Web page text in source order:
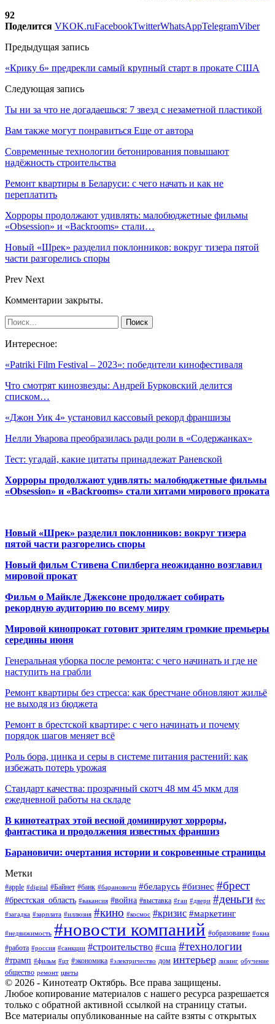
92
Поделится VKOK.ruFacebookTwitterWhatsAppTelegramViber
Предыдущая запись
«Крику 6» предрекли самый крупный старт в прокате США
Следующая запись
Ты ни за что не догадаешься: 7 звезд с незаметной пластикой
Вам также могут понравиться Еще от автора
Современные технологии бетонирования повышают
надёжность строительства
Ремонт квартиры в Беларуси: с чего начать и как не
переплатить
Хорроры продолжают удивлять: малобюджетные фильмы
«Obsession» и «Backrooms» стали…
Новый «Шрек» разделил поклонников: вокруг тизера пятой
части разгорелись споры
Prev Next
Комментарии закрыты.
Интересное:
«Patriki Film Festival – 2023»: победители кинофестиваля
Что смотрят кинозвезды: Андрей Бурковский делится
списком…
«Джон Уик 4» установил кассовый рекорд франшизы
Нелли Уварова преобразилась ради роли в «Содержанках»
Тест: угадай, какие цитаты принадлежат Раневской
Хорроры продолжают удивлять: малобюджетные фильмы
«Obsession» и «Backrooms» стали хитами мирового проката
Новый «Шрек» разделил поклонников: вокруг тизера
пятой части разгорелись споры
Новый фильм Стивена Спилберга неожиданно возглавил
мировой прокат
Фильм о Майкле Джексоне продолжает собирать
рекордную аудиторию по всему миру
Мировой кинопрокат готовит зрителям громкие премьеры
середины июня
Генеральная уборка после ремонта: с чего начинать и где не
наступить на грабли
Ремонт квартиры без стресса: как брестчане обновляют жильё
не выходя из бюджета
Ремонт в брестской квартире: с чего начинать и почему
порядок шагов меняет всё
Роль бора, цинка и серы в системе питания растений: как
избежать потерь урожая
Стандарт качества: прозрачный скотч 48 мм 45 мкм для
ежедневной работы на складе
В кинотеатрах этой весной доминируют хорроры,
фантастика и продолжения известных франшиз
Барановичи: очертания истории и сокровенные страницы
Метки
#apple #digital #Байнет #банк #барановичи #беларусь #бизнес #брест
#брестская_область #вакансия #война #выставка #гаи #двери #деньги #ес
#загадка #зарплата #иллюзия #кино #космос #кризис #маркетинг
#недвижимость #новости компаний #образование #окна
#работа #россия #санкции #строительство #сша #технологии
#трамп #фильм #цт #экономика #электричество дом интерьер лизинг обучение
общество ремонт цветы
© 2026 - Кинотеатр Октябрь. Все права защищены.
Любое копирование материалов с нашего ресурса разрешается
только с обратной активной ссылкой на страницу статьи.
Все материалы опубликованные на сайте взяты с открытых